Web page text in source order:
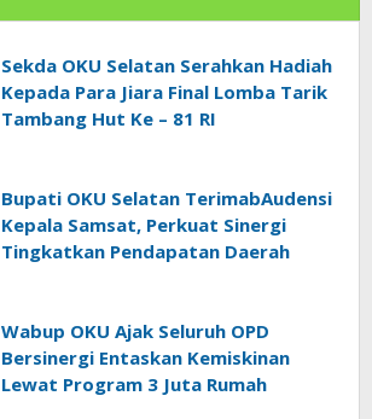
Sekda OKU Selatan Serahkan Hadiah
Kepada Para Jiara Final Lomba Tarik
Tambang Hut Ke – 81 RI
Bupati OKU Selatan TerimabAudensi
Kepala Samsat, Perkuat Sinergi
Tingkatkan Pendapatan Daerah
Wabup OKU Ajak Seluruh OPD
Bersinergi Entaskan Kemiskinan
Lewat Program 3 Juta Rumah